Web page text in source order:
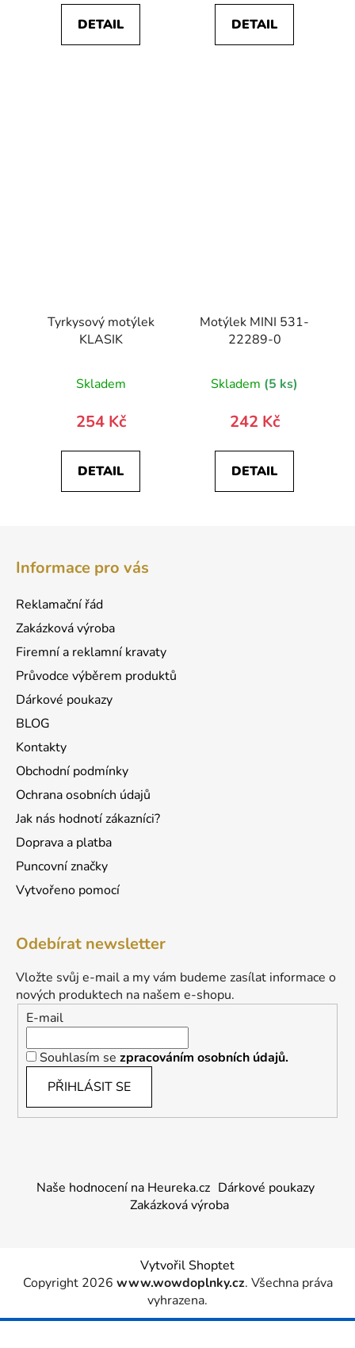
DETAIL DETAIL
Tyrkysový motýlek
KLASIK
Skladem
254 Kč
DETAIL
Motýlek MINI 531-
22289-0
Skladem (5 ks)
242 Kč
DETAIL
Informace pro vás
Reklamační řád
Zakázková výroba
Firemní a reklamní kravaty
Průvodce výběrem produktů
Dárkové poukazy
BLOG
Kontakty
Obchodní podmínky
Ochrana osobních údajů
Jak nás hodnotí zákazníci?
Doprava a platba
Puncovní značky
Vytvořeno pomocí
Odebírat newsletter
Vložte svůj e-mail a my vám budeme zasílat informace o
nových produktech na našem e-shopu.
E-mail
Souhlasím se zpracováním osobních údajů.
PŘIHLÁSIT SE
Naše hodnocení na Heureka.cz Dárkové poukazy
Zakázková výroba
Vytvořil Shoptet
Copyright 2026 www.wowdoplnky.cz. Všechna práva
vyhrazena.